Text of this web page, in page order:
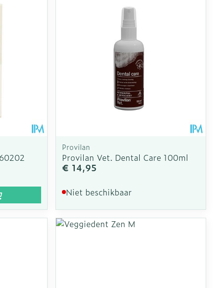
Provilan
Provilan Vet. Dental Care 100ml
€ 14,95
Niet beschikbaar